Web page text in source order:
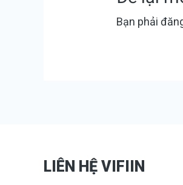
Bạn phải
LIÊN HỆ VIFIIN